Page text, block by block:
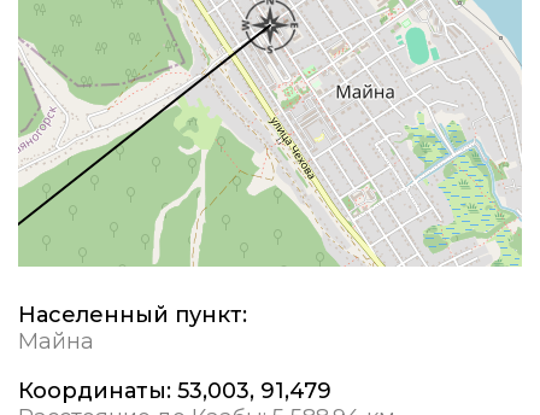
Населенный пункт:
Майна
Координаты: 53,003, 91,479